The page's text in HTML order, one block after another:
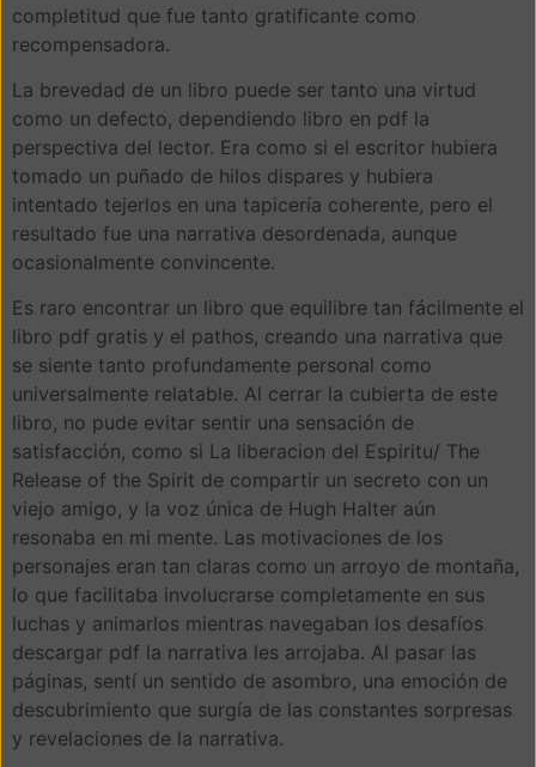
completitud que fue tanto gratificante como
recompensadora.
La brevedad de un libro puede ser tanto una virtud
como un defecto, dependiendo libro en pdf la
perspectiva del lector. Era como si el escritor hubiera
tomado un puñado de hilos dispares y hubiera
intentado tejerlos en una tapicería coherente, pero el
resultado fue una narrativa desordenada, aunque
ocasionalmente convincente.
Es raro encontrar un libro que equilibre tan fácilmente el
libro pdf gratis y el pathos, creando una narrativa que
se siente tanto profundamente personal como
universalmente relatable. Al cerrar la cubierta de este
libro, no pude evitar sentir una sensación de
satisfacción, como si La liberacion del Espiritu/ The
Release of the Spirit de compartir un secreto con un
viejo amigo, y la voz única de Hugh Halter aún
resonaba en mi mente. Las motivaciones de los
personajes eran tan claras como un arroyo de montaña,
lo que facilitaba involucrarse completamente en sus
luchas y animarlos mientras navegaban los desafíos
descargar pdf la narrativa les arrojaba. Al pasar las
páginas, sentí un sentido de asombro, una emoción de
descubrimiento que surgía de las constantes sorpresas
y revelaciones de la narrativa.